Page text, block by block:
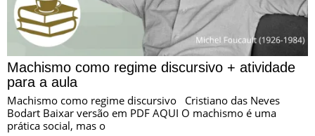
Machismo como regime discursivo + atividade
para a aula
Machismo como regime discursivo Cristiano das Neves
Bodart Baixar versão em PDF AQUI O machismo é uma
prática social, mas o